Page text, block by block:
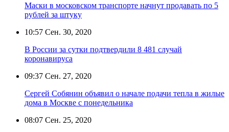
Маски в московском транспорте начнут продавать по 5
рублей за штуку
10:57 Сен. 30, 2020
В России за сутки подтвердили 8 481 случай
коронавируса
09:37 Сен. 27, 2020
Сергей Собянин объявил о начале подачи тепла в жилые
дома в Москве с понедельника
08:07 Сен. 25, 2020